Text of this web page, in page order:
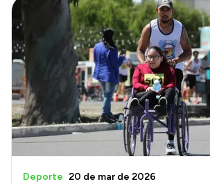
Deporte 20 de mar de 2026